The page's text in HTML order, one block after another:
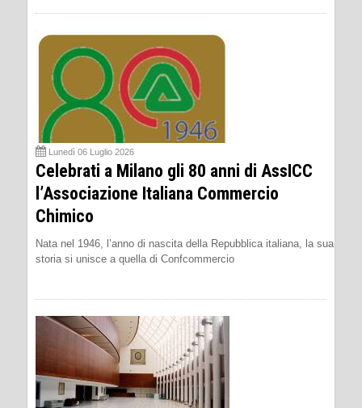
Lunedì 06 Luglio 2026
Celebrati a Milano gli 80 anni di AssICC
l’Associazione Italiana Commercio
Chimico
Nata nel 1946, l’anno di nascita della Repubblica italiana, la sua
storia si unisce a quella di Confcommercio